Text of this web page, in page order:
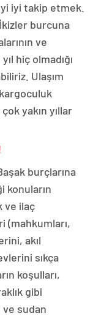
iyi takip etmek.
burcuna
ve
hiç olmadığı
Ulaşım
yakın yıllar
burçlarına
konuların
ve ilaç
(mahkumları,
akıl
sıkça
koşulları,
gibi
ve sudan